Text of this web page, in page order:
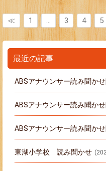
≪ 1 … 3 4 5
最近の記事
ABSアナウンサー読み聞か
ABSアナウンサー読み聞か
ABSアナウンサー読み聞か
東湖小学校 読み聞かせ